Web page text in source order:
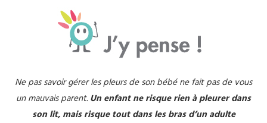
Ne pas savoir gérer les pleurs de son bébé ne fait pas de vous
un mauvais parent.Un enfant ne risque rien à pleurer dans
son lit, mais risque tout dans les bras d’un adulte